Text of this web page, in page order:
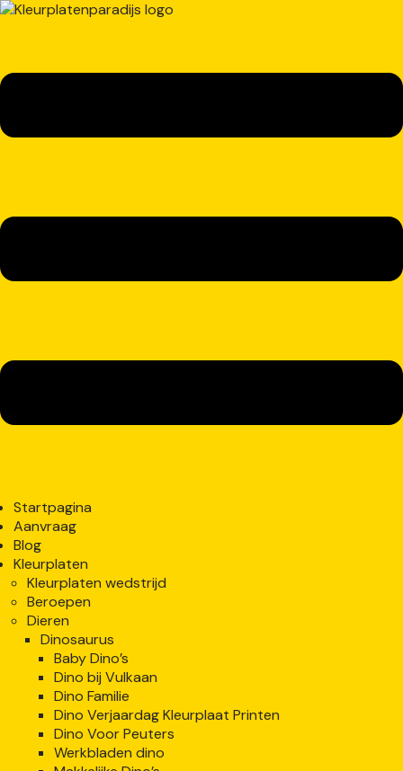
Startpagina
Aanvraag
Blog
Kleurplaten
Kleurplaten wedstrijd
Beroepen
Dieren
Dinosaurus
Baby Dino’s
Dino bij Vulkaan
Dino Familie
Dino Verjaardag Kleurplaat Printen
Dino Voor Peuters
Werkbladen dino